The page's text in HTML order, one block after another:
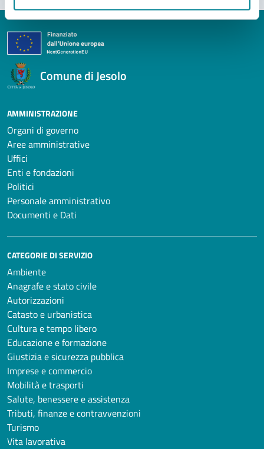
Comune di Jesolo
AMMINISTRAZIONE
Organi di governo
Aree amministrative
Uffici
Enti e fondazioni
Politici
Personale amministrativo
Documenti e Dati
CATEGORIE DI SERVIZIO
Ambiente
Anagrafe e stato civile
Autorizzazioni
Catasto e urbanistica
Cultura e tempo libero
Educazione e formazione
Giustizia e sicurezza pubblica
Imprese e commercio
Mobilità e trasporti
Salute, benessere e assistenza
Tributi, finanze e contravvenzioni
Turismo
Vita lavorativa